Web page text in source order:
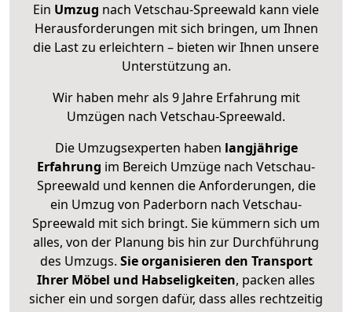
Ein Umzug nach Vetschau-Spreewald kann viele
Herausforderungen mit sich bringen, um Ihnen
die Last zu erleichtern – bieten wir Ihnen unsere
Unterstützung an.
Wir haben mehr als 9 Jahre Erfahrung mit
Umzügen nach Vetschau-Spreewald.
Die Umzugsexperten haben langjährige
Erfahrung im Bereich Umzüge nach Vetschau-
Spreewald und kennen die Anforderungen, die
ein Umzug von Paderborn nach Vetschau-
Spreewald mit sich bringt. Sie kümmern sich um
alles, von der Planung bis hin zur Durchführung
des Umzugs. Sie organisieren den Transport
Ihrer Möbel und Habseligkeiten, packen alles
sicher ein und sorgen dafür, dass alles rechtzeitig